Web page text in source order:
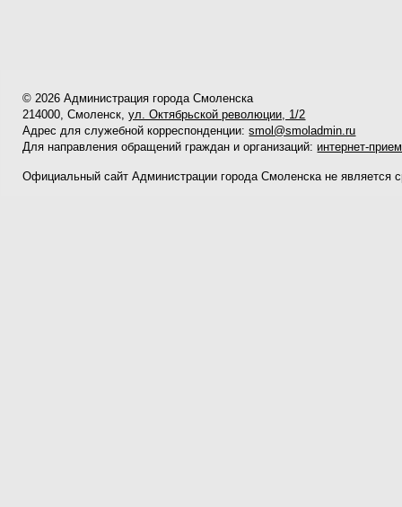
© 2026 Администрация города Смоленска
214000, Смоленск,ул. Октябрьской революции, 1/2
Адрес для служебной корреспонденции:smol@smoladmin.ru
Для направления обращений граждан и организаций: интернет-
Официальный сайт Администрации города Смоленска не является